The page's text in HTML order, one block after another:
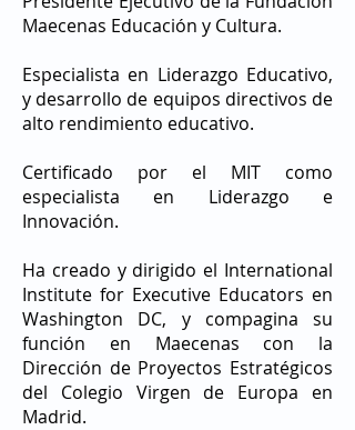
Maecenas Educación y Cultura.
Especialista en Liderazgo Educativo,
y desarrollo de equipos directivos de
alto rendimiento educativo.
Certificado por el MIT como
especialista en Liderazgo e
Innovación.
Ha creado y dirigido el International
Institute for Executive Educators en
Washington DC, y compagina su
función en Maecenas con la
Dirección de Proyectos Estratégicos
del Colegio Virgen de Europa en
Madrid.